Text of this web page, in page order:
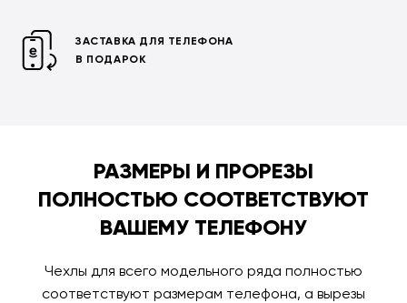
ЗАСТАВКА ДЛЯ ТЕЛЕФОНА
В ПОДАРОК
РАЗМЕРЫ И ПРОРЕЗЫ
ПОЛНОСТЬЮ СООТВЕТСТВУЮТ
ВАШЕМУ ТЕЛЕФОНУ
Чехлы для всего модельного ряда полностью
соответствуют размерам телефона, а вырезы